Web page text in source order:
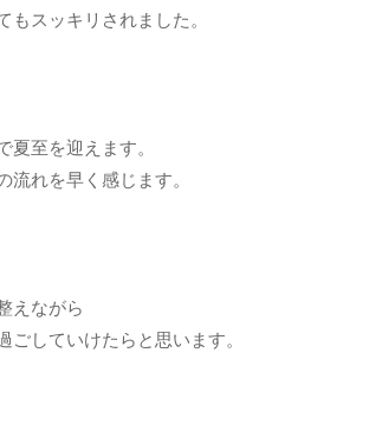
もスッキリされました。
夏至を迎えます。
流れを早く感じます。
えながら
ごしていけたらと思います。